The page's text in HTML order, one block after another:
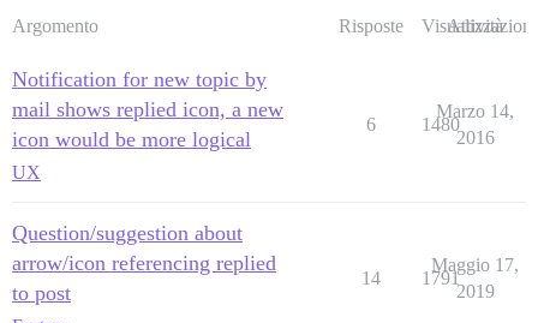
Argomento Risposte Visualizzazioni
Attività
Notification for new topic by
mail shows replied icon, a new
icon would be more logical
UX
6 1480
Marzo 14,
2016
Question/suggestion about
arrow/icon referencing replied
to post
14 1791
Maggio 17,
2019